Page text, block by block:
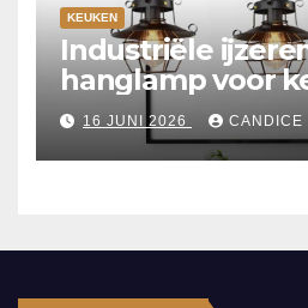
KEUKEN
Industriële
hanglamp voor
16 JUNI 2026 CANDICE